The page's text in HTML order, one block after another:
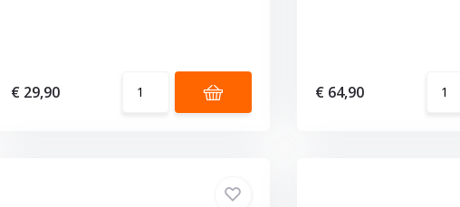
€ 29,90 € 64,90